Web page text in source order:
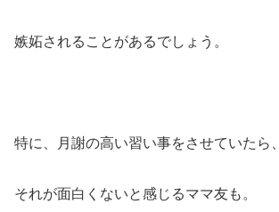
嫉妬されることがあるでしょう。
特に、月謝の高い習い事をさせていたら、
それが面白くないと感じるママ友も。